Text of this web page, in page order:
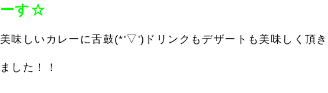
ーす☆
美味しいカレーに舌鼓(*'▽')ドリンクもデザートも美味しく頂き
ました！！